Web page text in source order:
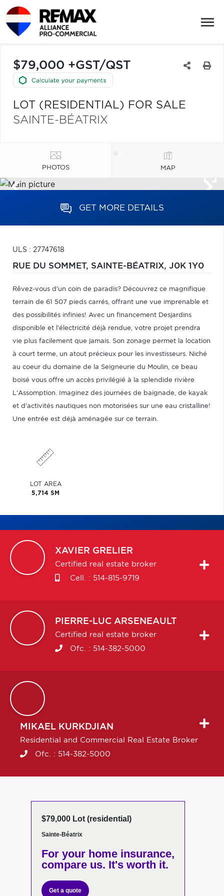
$79,000 +GST/QST
LOT (RESIDENTIAL) FOR SALE
SAINTE-BÉATRIX
PHOTOS MAP
GET MORE DETAILS
ULS : 27747618
RUE DU SOMMET, SAINTE-BÉATRIX, J0K 1Y0
Rêvez-vous d'un coin de paradis? Découvrez ce magnifique
terrain de 61 507 pieds carrés, offrant une vue imprenable et
des possibilités infinies! Avec un financement Desjardins
disponible et l'électricité déjà rendue, votre projet prendra
vie plus facilement que jamais. Son zonage permet la location
à court terme, un atout précieux pour les investisseurs. Niché
au coeur du domaine de la Seigneurie du Moulin, ce beau
boisé vous offre un accès privilégié à la splendide rivière
L'Assomption. Imaginez des journées de baignade, de kayak
et d'activités nautiques non motorisées sur une eau cristalline!
Une entrée est déjà aménagée sur ce terrain.
LOT AREA
5,714 SM
XAVIER GRELIER
Certified real estate broker
Cell. : 514-815-9719
PIERRE-LUC ARSENEAULT
Certified real estate broker
Ofc. : 514-382-5000
MIKAEL KURKDJIAN
Residential and Commercial Real Estate Broker
Ofc. : 514-382-5000
$79,000 Lot (residential)
Sainte-Béatrix
For your home insurance,
compare us. It's worth it.
Get a quote